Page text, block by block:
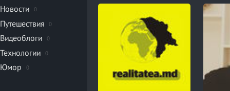
Новости 0
Путешествия 0
Видеоблоги 0
Технологии 0
Юмор 0